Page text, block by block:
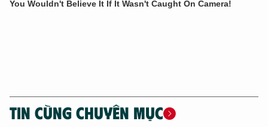
TIN CÙNG CHUYÊN MỤC
TÔI LÀ CHATBOT CỦA